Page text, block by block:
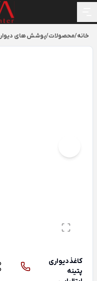
خانه/محصولات/پوشش های دیوار
کاغذدیواری
پتینه